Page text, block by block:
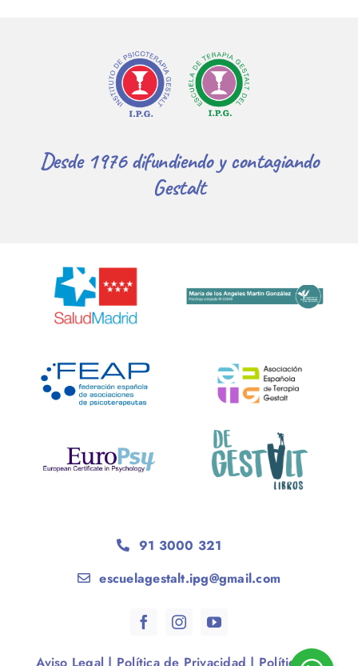
Desde 1976 difundiendo y contagiando
Gestalt
91 3000 321
escuelagestalt.ipg@gmail.com
Aviso Legal | Política de Privacidad | Política de